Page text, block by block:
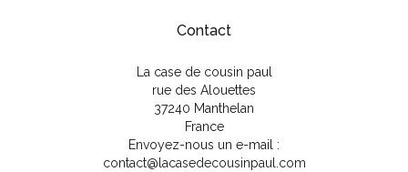
Contact
La case de cousin paul
rue des Alouettes
37240 Manthelan
France
Envoyez-nous un e-mail :
contact@lacasedecousinpaul.com